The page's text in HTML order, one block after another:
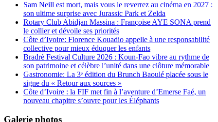
Sam Neill est mort, mais vous le reverrez au cinéma en 2027 :
son ultime surprise avec Jurassic Park et Zelda
Rotary Club Abidjan Massina : Françoise AYE SONA prend
le collier et dévoile ses priorités
Côte d’Ivoire: Florence Kouadio appelle à une responsabilité
collective pour mieux éduquer les enfants
Bradrè Festival Culture 2026 : Koun-Fao vibre au rythme de
son patrimoine et célèbre l’unité dans une clôture mémorable
Gastronomie: La 3ᵉ édition du Brunch Baoulé placée sous le
signe du « Retour aux sources »
Côte d’Ivoire : la FIF met fin à l’aventure d’Emerse Faé, un
nouveau chapitre s’ouvre pour les Éléphants
Galerie photos